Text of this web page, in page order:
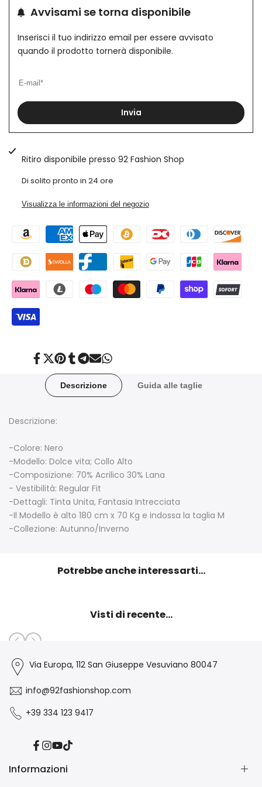
alto
Art.
Mg99 Mg99
Avvisami se torna disponibile
Inserisci il tuo indirizzo email per essere avvisato
quando il prodotto tornerà disponibile.
Invia
Ritiro disponibile presso 92 Fashion Shop
Di solito pronto in 24 ore
Visualizza le informazioni del negozio
Condividi
Facebook
Twitta
Twitter
Aggiungi
Pinterest
Condividi
Tumblr
Condividi
Telegram
Invia
posta
Condividi
Whatsapp
Descrizione Guida alle taglie
Descrizione:
-Colore: Nero
-Modello: Dolce vita; Collo Alto
-Composizione: 70% Acrilico 30% Lana
- Vestibilità: Regular Fit
-Dettagli: Tinta Unita, Fantasia Intrecciata
-Il Modello è alto 180 cm x 70 Kg e indossa la taglia M
-Collezione: Autunno/Inverno
Potrebbe anche interessarti...
Visti di recente...
Via Europa, 112 San Giuseppe Vesuviano 80047
info@92fashionshop.com
+39 334 123 9417
Facebook
Instagram
YouTube
TikTok
Informazioni